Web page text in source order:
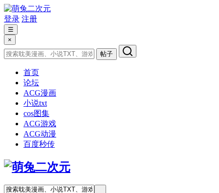
登录 注册
☰
×
帖子
首页
论坛
ACG漫画
小说txt
cos图集
ACG游戏
ACG动漫
百度秒传